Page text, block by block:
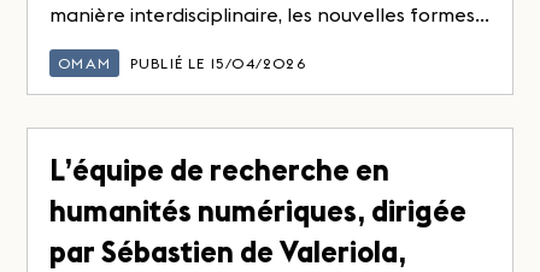
manière interdisciplinaire, les nouvelles formes...
OMAM PUBLIÉ LE 15/04/2026
L’équipe de recherche en
humanités numériques, dirigée
par Sébastien de Valeriola,